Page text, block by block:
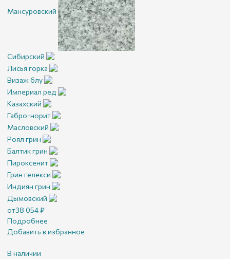
Мансуровский
Сибирский
Лисья горка
Визаж блу
Империал ред
Казахский
Габро-норит
Масловский
Роял грин
Балтик грин
Пироксенит
Грин гелекси
Индиян грин
Дымовский
от38 054₽
Подробнее
Добавить в избранное
В наличии